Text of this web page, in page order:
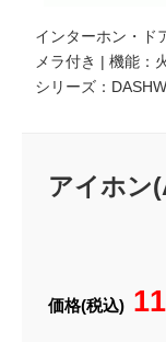
インターホン・ド
メラ付き | 機能：
シリーズ：
アイホン
価格(税込)